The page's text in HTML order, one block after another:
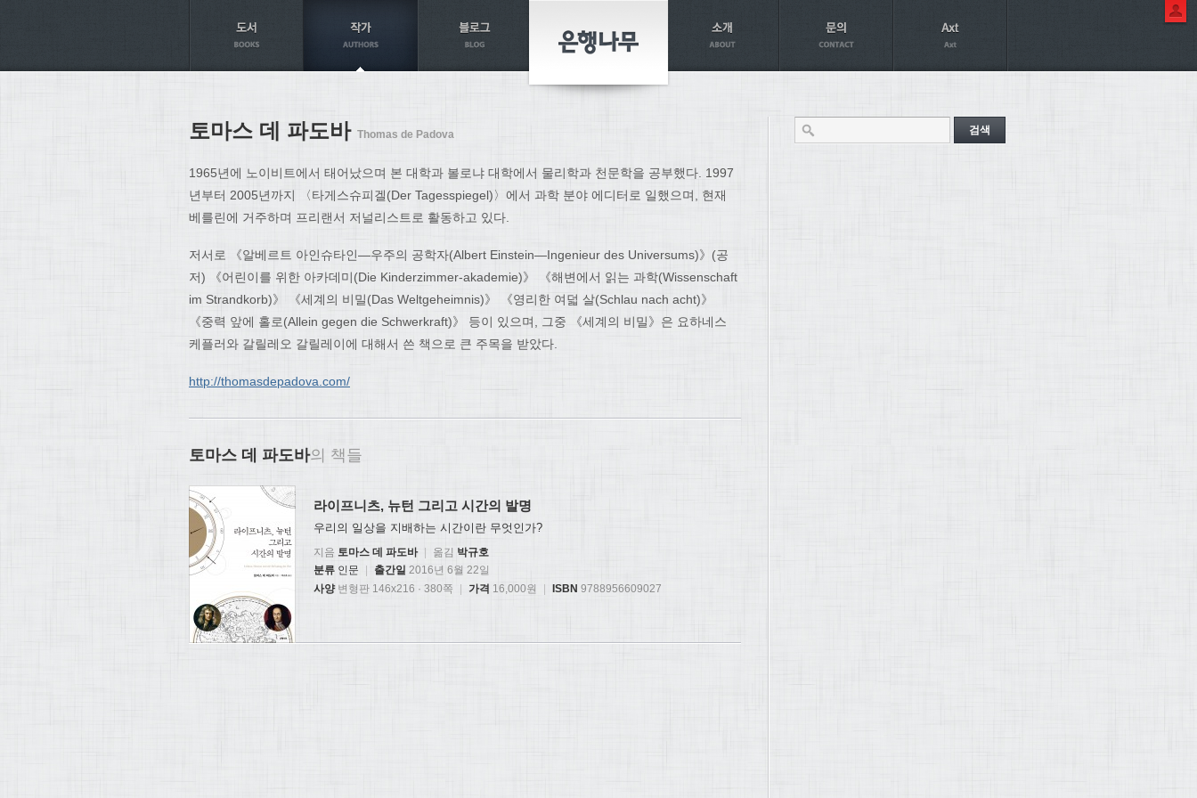
토마스 데 파도바 Thomas de Padova
1965년에 노이비트에서 태어났으며 본 대학과 볼로냐 대학에서 물리학과 천문학을 공부했다. 1997
년부터 2005년까지 〈타게스슈피겔(Der Tagesspiegel)〉에서 과학 분야 에디터로 일했으며, 현재
베를린에 거주하며 프리랜서 저널리스트로 활동하고 있다.
저서로 《알베르트 아인슈타인―우주의 공학자(Albert Einstein―Ingenieur des Universums)》(공
저) 《어린이를 위한 아카데미(Die Kinderzimmer-akademie)》 《해변에서 읽는 과학(Wissenschaft
im Strandkorb)》 《세계의 비밀(Das Weltgeheimnis)》 《영리한 여덟 살(Schlau nach acht)》
《중력 앞에 홀로(Allein gegen die Schwerkraft)》 등이 있으며, 그중 《세계의 비밀》은 요하네스
케플러와 갈릴레오 갈릴레이에 대해서 쓴 책으로 큰 주목을 받았다.
http://thomasdepadova.com/
토마스 데 파도바의 책들
라이프니츠, 뉴턴 그리고 시간의 발명
우리의 일상을 지배하는 시간이란 무엇인가?
지음 토마스 데 파도바 | 옮김 박규호
분류 인문 출간일 2016년 6월 22일
사양변형판 146x216 · 380쪽 가격 16,000원 ISBN 9788956609027